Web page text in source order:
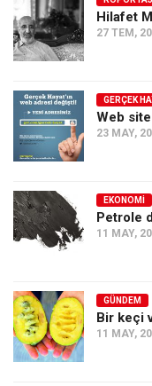
Ekonomi
Spor
Sağlık
Gıda-Beslenme
Türkiye
Siyaset
Dünya
Asya
Hilafet
27 TEM,
GERÇEK
Web
23 MAY,
EKONOMI
Petrole
11 MAY,
GÜNDEM
Bir keçi
11 MAY,